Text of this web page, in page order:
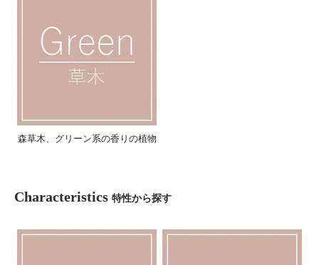
森草木、グリーン系の香りの植物
Characteristics 特性から探す